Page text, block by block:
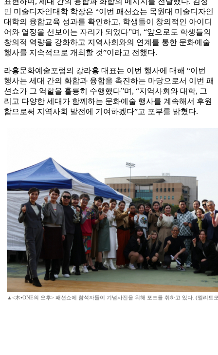
민 미술디자인대학 학장은 “이번 패션쇼는 목원대 미술디자인
대학의 융합교육 성과를 확인하고, 학생들이 창의적인 아이디
어와 열정을 선보이는 자리가 되었다”며, “앞으로도 학생들의
창의적 역량을 강화하고 지역사회와의 연계를 통한 문화예술
행사를 지속적으로 개최할 것”이라고 전했다.
라홍문화예술포럼의 강라홍 대표는 이번 행사에 대해 “이번
행사는 세대 간의 화합과 융합을 촉진하는 마당으로서 이번 패
션쇼가 그 역할을 훌륭히 수행했다”며, “지역사회와 대학, 그
리고 다양한 세대가 함께하는 문화예술 행사를 계속해서 후원
함으로써 지역사회 발전에 기여하겠다”고 포부를 밝혔다.
▲<木•ONE의 오후> 패션쇼에 참석자들이 기념사진을 위해 포즈를 취하고 있다. (엘리트